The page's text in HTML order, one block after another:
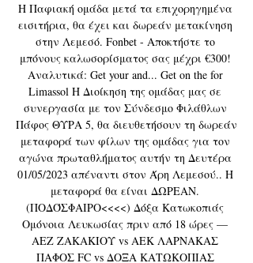
Η Παφιακή ομάδα μετά τα επιχορηγημένα
εισιτήρια, θα έχει και δωρεάν μετακίνηση
στην Λεμεσό. Fonbet - Αποκτήστε το
μπόνους καλωσορίσματος σας μέχρι €300!
Αναλυτικά: Get your and... Get on the for
Limassol Η Διοίκηση της ομάδας μας σε
συνεργασία με τον Σύνδεσμο Φιλάθλων
Πάφος ΘΥΡΑ 5, θα διευθετήσουν τη δωρεάν
μεταφορά των φίλων της ομάδας για τον
αγώνα πρωταθλήματος αυτήν τη Δευτέρα
01/05/2023 απέναντι στον Άρη Λεμεσού.. Η
μεταφορά θα είναι ΔΩΡΕΑΝ.
(ΠΟΔΌΣΦΑΙΡΟ<<<<) Δόξα Κατωκοπιάς
Ομόνοια Λευκωσίας πριν από 18 ώρες —
ΑΕΖ ΖΑΚΑΚΙΟΥ vs ΑΕΚ ΛΑΡΝΑΚΑΣ
ΠΑΦΟΣ FC vs ΔΟΞΑ ΚΑΤΩΚΟΠΙΑΣ